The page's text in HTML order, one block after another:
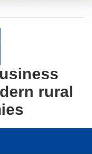
rural